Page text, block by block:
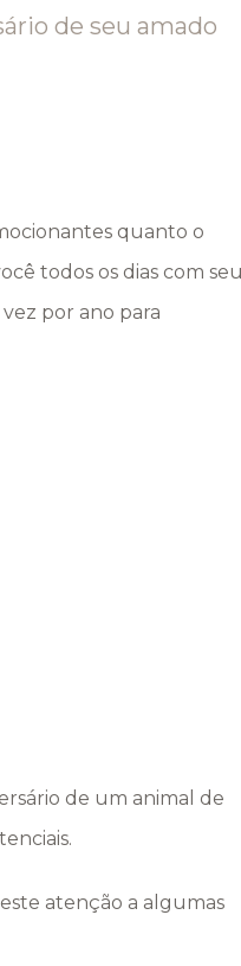
de seu amado
quanto o
todos os dias com
por ano para
de um animal de
atenção a algumas